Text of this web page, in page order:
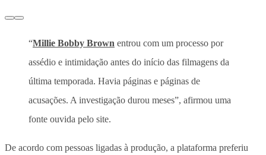
“Millie Bobby Brown entrou com um processo por
assédio e intimidação antes do início das filmagens da
última temporada. Havia páginas e páginas de
acusações. A investigação durou meses”, afirmou uma
fonte ouvida pelo site.
De acordo com pessoas ligadas à produção, a plataforma preferiu